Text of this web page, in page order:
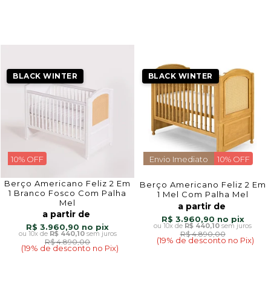
10% OFF
BLACK WINTER
Berço Americano Feliz 2 Em
1 Branco Fosco Com Palha
Mel
a partir de
R$ 3.960,90
10xde R$ 440,10sem juros
R$ 4.890,00
(19% de desconto no Pix)
Envio Imediato 10% OFF
BLACK WINTER
Berço Americano Feliz 2 Em
1 Mel Com Palha Mel
a partir de
R$ 3.960,90
10x de R$ 440,10 sem juros
R$ 4.890,00
(19% de desconto no Pix)